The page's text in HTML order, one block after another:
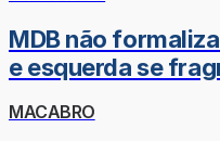
MDB não
e esquerda se
MACABRO